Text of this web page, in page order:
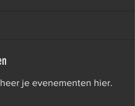
je evenementen hier.